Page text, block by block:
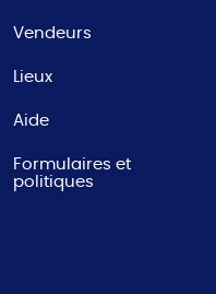
Vendeurs
Lieux
Aide
Formulaires et
politiques